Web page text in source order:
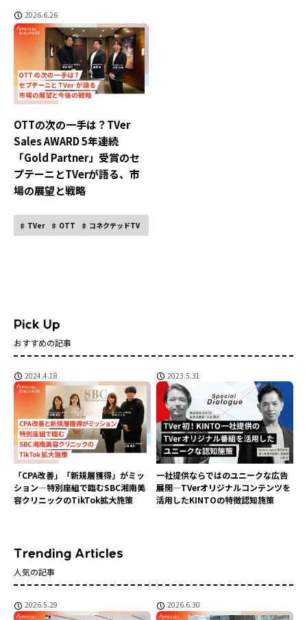
クリエイティブプランニング
コミュニケーションプランニング
ディスプレイ広告ミドルアッパー
ヤングカンヌリスティング
ロイヤル顧客 広告効果検索型広告
購買データ金融
ロイヤル顧客
購買データ金融
2026.6.26
OTTの次の一手は？TVer
Sales AWARD 5年連続
「Gold Partner」受賞のセ
プテーニとTVerが語る、市
場の展望と戦略
TVer OTT コネクテッドTV
おすすめの記事
2024.4.18
「CPA改善」「新規層獲得」がミッ
ション―特別座組で臨むSBC湘南美
容クリニックのTikTok拡大施策
2023.5.31
一社提供ならではのユニークな広告
展開―TVerオリジナルコンテンツを
活用したKINTOの特徴認知施策
人気の記事
2026.5.29 2026.6.30